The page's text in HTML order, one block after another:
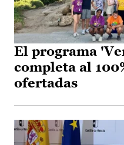
El programa
completa al
ofertadas